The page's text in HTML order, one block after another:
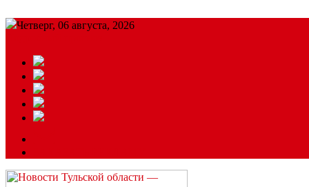
Четверг, 06 августа, 2026